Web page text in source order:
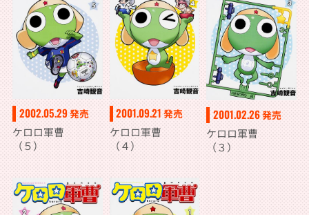
2002.05.29発売
ケロロ軍曹
（５）
2001.09.21 発売
ケロロ軍曹
（４）
2001.02.26発売
ケロロ軍曹
（３）